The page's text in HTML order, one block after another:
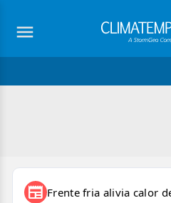
newspaper Frente fria alivia calor